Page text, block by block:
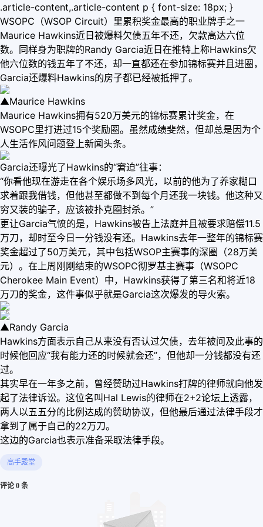
.article-content,.article-content p { font-size: 18px; }
WSOPC（WSOP Circuit）里累积奖金最高的职业牌手之一
Maurice Hawkins近日被爆料欠债五年不还，欠款高达六位
数。同样身为职牌的Randy Garcia近日在推特上称Hawkins欠
他六位数的钱五年了不还，却一直都还在参加锦标赛并且进圈，
Garcia还爆料Hawkins的房子都已经被抵押了。
▲Maurice Hawkins
Maurice Hawkins拥有520万美元的锦标赛累计奖金，在
WSOPC里打进过15个奖励圈。虽然成绩斐然，但却总是因为个
人生活作风问题登上新闻头条。
Garcia还曝光了Hawkins的“窘迫”往事：
“你看他现在游走在各个娱乐场多风光，以前的他为了养家糊口
求着跟我借钱，但他甚至都做不到每个月还我一块钱。他这种又
穷又装的骗子，应该被扑克圈封杀。”
更让Garcia气愤的是，Hawkins被告上法庭并且被要求赔偿11.5
万刀，却时至今日一分钱没有还。Hawkins去年一整年的锦标赛
奖金超过了50万美元，其中包括WSOP主赛事的深圈（28万美
元）。在上周刚刚结束的WSOPC彻罗基主赛事（WSOPC
Cherokee Main Event）中，Hawkins获得了第三名和将近18
万刀的奖金，这件事似乎就是Garcia这次爆发的导火索。
▲Randy Garcia
Hawkins方面表示自己从来没有否认过欠债，去年被问及此事的
时候他回应“我有能力还的时候就会还”，但他却一分钱都没有还
过。
其实早在一年多之前，曾经赞助过Hawkins打牌的律师就向他发
起了法律诉讼。这位名叫Hal Lewis的律师在2+2论坛上透露，
两人以五五分的比例达成的赞助协议，但他最后通过法律手段才
拿到了属于自己的22万刀。
这边的Garcia也表示准备采取法律手段。
高手殿堂
评论 0 条